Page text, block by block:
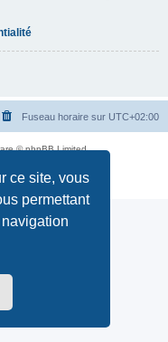
ce site, vous
permettant
Fuseau horaire sur UTC+02:00
© phpBB Limited